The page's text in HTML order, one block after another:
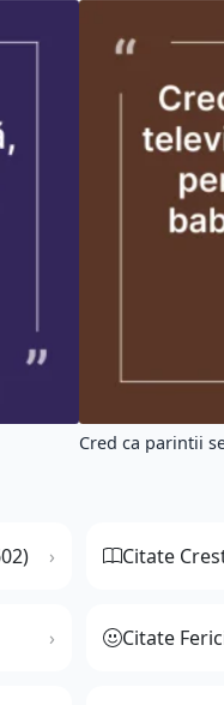
Cred ca parintii
Citate
Citate